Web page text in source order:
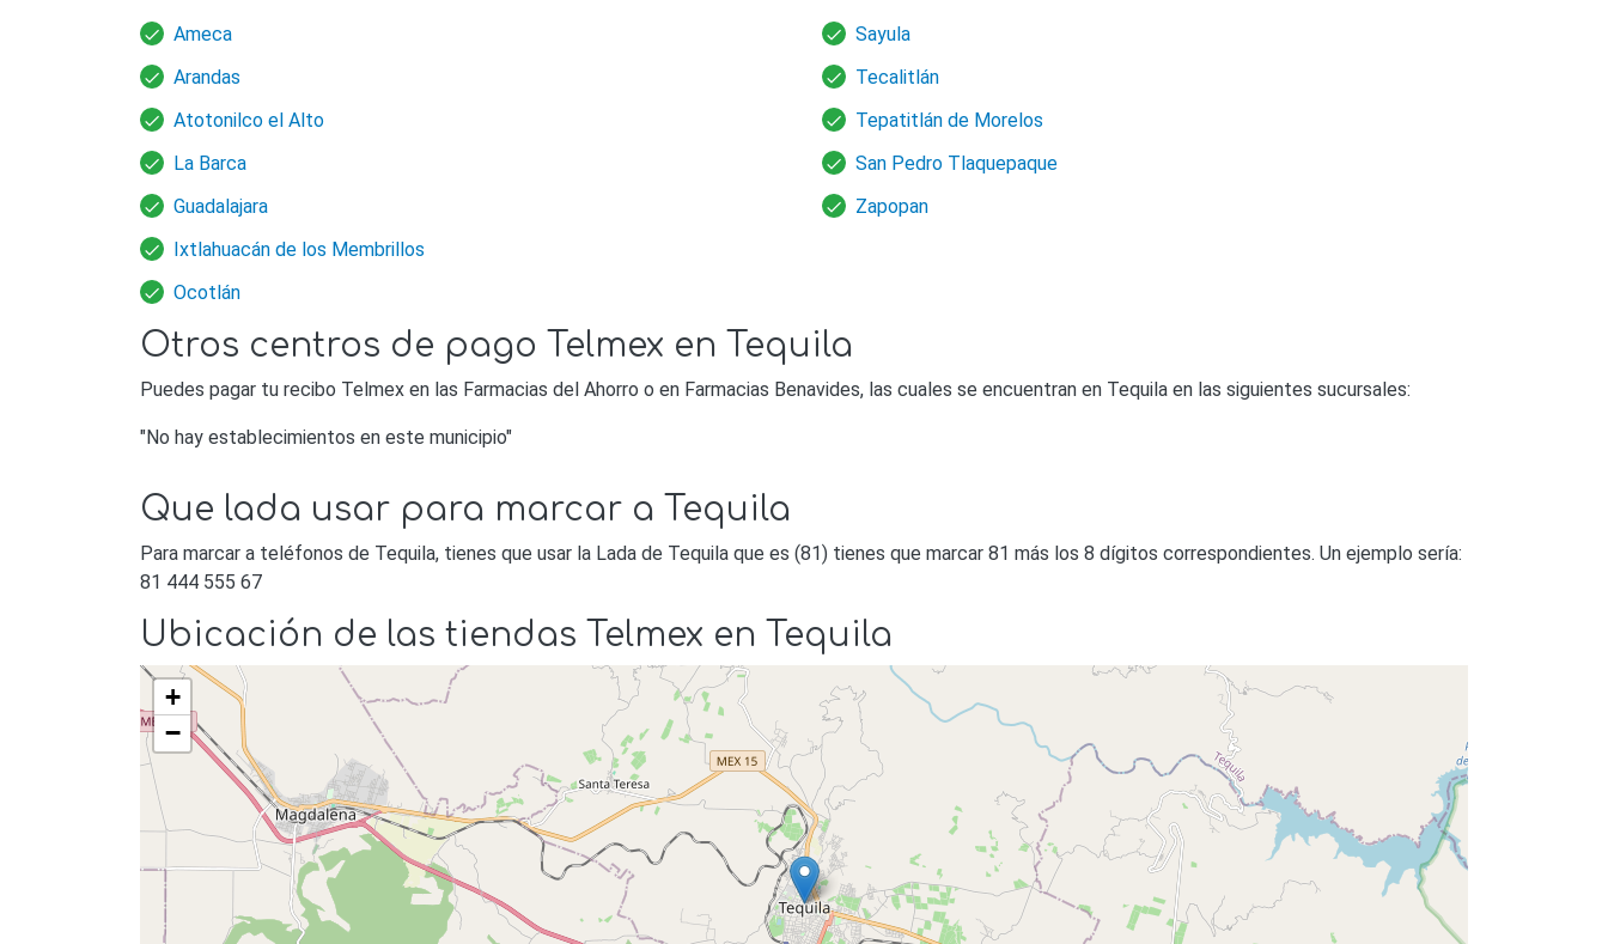
Ameca
Arandas
Atotonilco el Alto
La Barca
Guadalajara
Ixtlahuacán de los Membrillos
Ocotlán
Sayula
Tecalitlán
Tepatitlán de Morelos
San Pedro Tlaquepaque
Zapopan
Otros centros de pago Telmex en Tequila
Puedes pagar tu recibo Telmex en las Farmacias del Ahorro o en Farmacias Benavides, las cuales se encuentran en Tequila en las siguientes sucursales:
"No hay establecimientos en este municipio"
Que lada usar para marcar a Tequila
Para marcar a teléfonos de Tequila, tienes que usar la Lada de Tequila que es (81) tienes que marcar 81 más los 8 dígitos correspondientes. Un ejemplo sería:
81 444 555 67
Ubicación de las tiendas Telmex en Tequila
+
−